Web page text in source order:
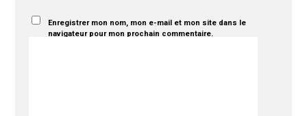
Enregistrer mon nom, mon e-mail et mon site dans le
navigateur pour mon prochain commentaire.